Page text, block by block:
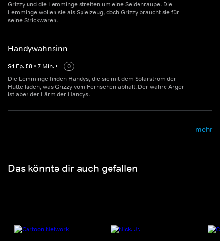
Grizzy und die Lemminge streiten um eine Seidenraupe. Die
Lemminge wollen sie als Spielzeug, doch Grizzy braucht sie für
seine Strickwaren.
Handywahnsinn
S4 Ep.58 • 7 Min. •
0
Die Lemminge finden Handys, die sie mit dem Solarstrom der
Hütte laden, was Grizzy vom Fernsehen abhält. Der wahre Ärger
ist aber der Lärm der Handys.
mehr
Das könnte dir auch gefallen